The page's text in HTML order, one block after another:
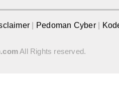
Pedoman Cyber
All Rights reserved.